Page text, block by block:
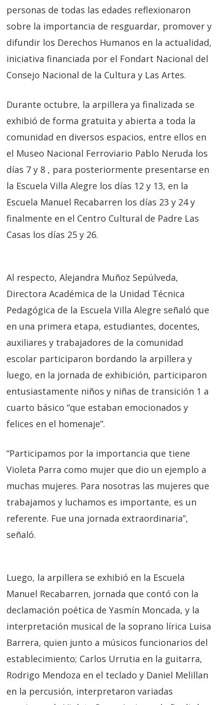
personas de todas las edades reflexionaron
sobre la importancia de resguardar, promover y
difundir los Derechos Humanos en la actualidad,
iniciativa financiada por el Fondart Nacional del
Consejo Nacional de la Cultura y Las Artes.
Durante octubre, la arpillera ya finalizada se
exhibió de forma gratuita y abierta a toda la
comunidad en diversos espacios, entre ellos en
el Museo Nacional Ferroviario Pablo Neruda los
días 7 y 8 , para posteriormente presentarse en
la Escuela Villa Alegre los días 12 y 13, en la
Escuela Manuel Recabarren los días 23 y 24 y
finalmente en el Centro Cultural de Padre Las
Casas los días 25 y 26.
Al respecto, Alejandra Muñoz Sepúlveda,
Directora Académica de la Unidad Técnica
Pedagógica de la Escuela Villa Alegre señaló que
en una primera etapa, estudiantes, docentes,
auxiliares y trabajadores de la comunidad
escolar participaron bordando la arpillera y
luego, en la jornada de exhibición, participaron
entusiastamente niños y niñas de transición 1 a
cuarto básico“que estaban emocionados y
felices en el homenaje”.
“Participamos por la importancia que tiene
Violeta Parra como mujer que dio un ejemplo a
muchas mujeres. Para nosotras las mujeres que
trabajamos y luchamos es importante, es un
referente. Fue una jornada extraordinaria”,
señaló.
Luego, la arpillera se exhibió en la Escuela
Manuel Recabarren, jornada que contó con la
declamación poética de Yasmín Moncada, y la
interpretación musical de la soprano lírica Luisa
Barrera, quien junto a músicos funcionarios del
establecimiento; Carlos Urrutia en la guitarra,
Rodrigo Mendoza en el teclado y Daniel Melillan
en la percusión, interpretaron variadas